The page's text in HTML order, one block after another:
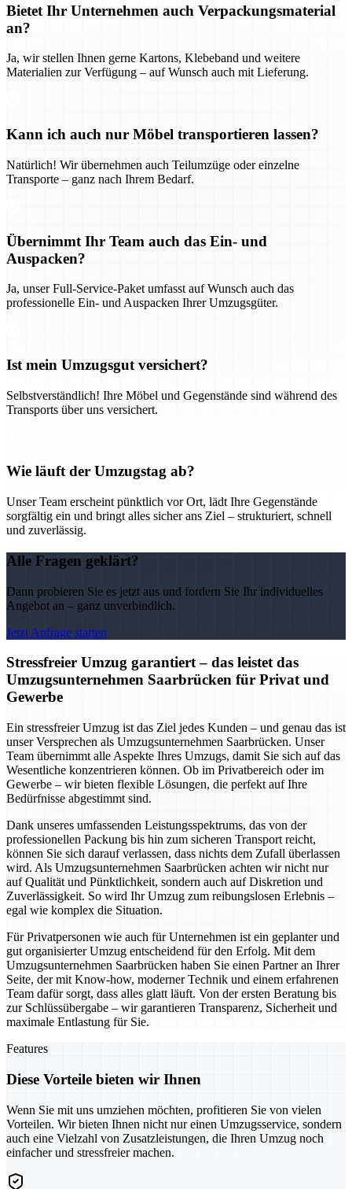
Bietet Ihr Unternehmen auch Verpackungsmaterial
an?
Ja, wir stellen Ihnen gerne Kartons, Klebeband und weitere
Materialien zur Verfügung – auf Wunsch auch mit Lieferung.
Kann ich auch nur Möbel transportieren lassen?
Natürlich! Wir übernehmen auch Teilumzüge oder einzelne
Transporte – ganz nach Ihrem Bedarf.
Übernimmt Ihr Team auch das Ein- und
Auspacken?
Ja, unser Full-Service-Paket umfasst auf Wunsch auch das
professionelle Ein- und Auspacken Ihrer Umzugsgüter.
Ist mein Umzugsgut versichert?
Selbstverständlich! Ihre Möbel und Gegenstände sind während des
Transports über uns versichert.
Wie läuft der Umzugstag ab?
Unser Team erscheint pünktlich vor Ort, lädt Ihre Gegenstände
sorgfältig ein und bringt alles sicher ans Ziel – strukturiert, schnell
und zuverlässig.
Alle Fragen geklärt?
Dann probieren Sie es jetzt aus und fordern Sie Ihr individuelles
Angebot an – ganz unverbindlich.
Jetzt Anfrage starten
Stressfreier Umzug garantiert – das leistet das
Umzugsunternehmen Saarbrücken für Privat und
Gewerbe
Ein stressfreier Umzug ist das Ziel jedes Kunden – und genau das ist
unser Versprechen als Umzugsunternehmen Saarbrücken. Unser
Team übernimmt alle Aspekte Ihres Umzugs, damit Sie sich auf das
Wesentliche konzentrieren können. Ob im Privatbereich oder im
Gewerbe – wir bieten flexible Lösungen, die perfekt auf Ihre
Bedürfnisse abgestimmt sind.
Dank unseres umfassenden Leistungsspektrums, das von der
professionellen Packung bis hin zum sicheren Transport reicht,
können Sie sich darauf verlassen, dass nichts dem Zufall überlassen
wird. Als Umzugsunternehmen Saarbrücken achten wir nicht nur
auf Qualität und Pünktlichkeit, sondern auch auf Diskretion und
Zuverlässigkeit. So wird Ihr Umzug zum reibungslosen Erlebnis –
egal wie komplex die Situation.
Für Privatpersonen wie auch für Unternehmen ist ein geplanter und
gut organisierter Umzug entscheidend für den Erfolg. Mit dem
Umzugsunternehmen Saarbrücken haben Sie einen Partner an Ihrer
Seite, der mit Know-how, moderner Technik und einem erfahrenen
Team dafür sorgt, dass alles glatt läuft. Von der ersten Beratung bis
zur Schlüssübergabe – wir garantieren Transparenz, Sicherheit und
maximale Entlastung für Sie.
Features
Diese Vorteile bieten wir Ihnen
Wenn Sie mit uns umziehen möchten, profitieren Sie von vielen
Vorteilen. Wir bieten Ihnen nicht nur einen Umzugsservice, sondern
auch eine Vielzahl von Zusatzleistungen, die Ihren Umzug noch
einfacher und stressfreier machen.